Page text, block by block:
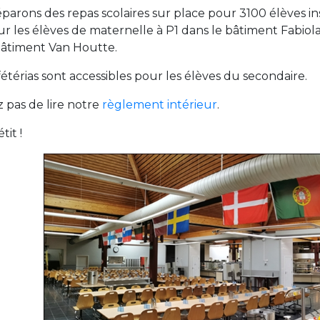
Activités périscolaires Uccle
+32 (0)2 375 31 35
cesame@apeee-bxl1-services.be
BE30 3100 2003 2711
Cantine
+32 (0)2 374 76 75
cantine@apeee-bxl1-services.be
BE10 3100 9205 4504
Casiers
des repas scolaires sur place pour 3100 élèves
les élèves de maternelle à P1 dans le bâtiment
Van Houtte.
sont accessibles pour les élèves du secondaire.
pas de lire notre règlement intérieur.
!